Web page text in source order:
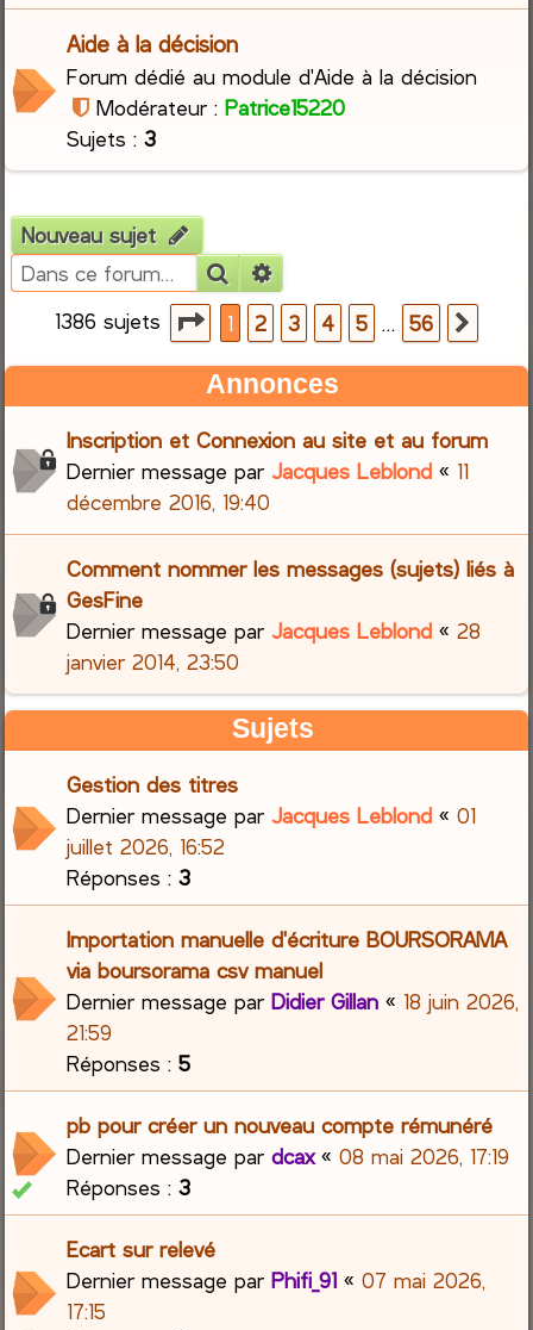
e
Aide à la décision
Forum dédié au module d'Aide à la décision
Modérateur : Patrice15220
Sujets :3
Nouveau sujet
Rechercher
1386 sujets
Page1sur 56
1 2 3 4 5 … 56
Annonces
Inscription et Connexion au site et au forum
Dernier message parJacques Leblond « 11
décembre 2016, 19:40
Comment nommer les messages (sujets) liés à
GesFine
Dernier message parJacques Leblond «28
janvier 2014, 23:50
Sujets
Gestion des titres
Dernier message parJacques Leblond «01
juillet 2026, 16:52
Réponses :3
Importation manuelle d'écriture BOURSORAMA
via boursorama csv manuel
Dernier message parDidier Gillan « 18 juin 2026,
21:59
Réponses :5
pb pour créer un nouveau compte rémunéré
Dernier message pardcax«08 mai 2026, 17:19
Réponses :3
Ecart sur relevé
Dernier message parPhifi_91 «07 mai 2026,
17:15